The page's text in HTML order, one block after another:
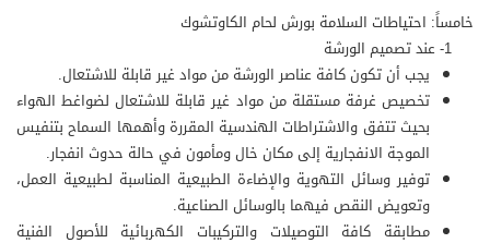
خامساً: احتياطات السلامة بورش لحام الكاوتشوك
يجب أن تكون كافة عناصر الورشة من مواد غير قابلة للاشتعال.
تخصيص غرفة مستقلة من مواد غير قابلة للاشتعال لضواغط الهواء
بحيث تتفق والاشتراطات الهندسية المقررة وأهمها السماح بتنفيس
الموجة الانفجارية إلى مكان خال ومأمون في حالة حدوث انفجار.
توفير وسائل التهوية والإضاءة الطبيعية المناسبة لطبيعية العمل،
وتعويض النقص فيهما بالوسائل الصناعية.
مطابقة كافة التوصيلات والتركيبات الكهربائية للأصول الفنية